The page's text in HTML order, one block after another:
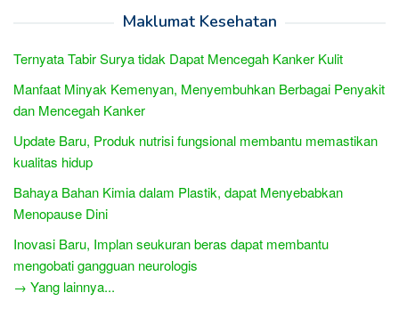
Maklumat Kesehatan
Ternyata Tabir Surya tidak Dapat Mencegah Kanker Kulit
Manfaat Minyak Kemenyan, Menyembuhkan Berbagai Penyakit
dan Mencegah Kanker
Update Baru, Produk nutrisi fungsional membantu memastikan
kualitas hidup
Bahaya Bahan Kimia dalam Plastik, dapat Menyebabkan
Menopause Dini
Inovasi Baru, Implan seukuran beras dapat membantu
mengobati gangguan neurologis
→ Yang lainnya...